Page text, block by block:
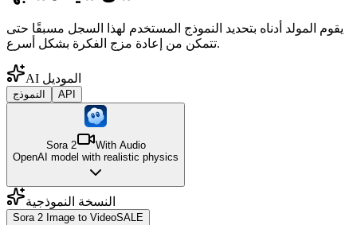
يقوم المولد أدناه بتحديد النموذج المستخدم لهذا السجل مسبقًا حتى
تتمكن من إعادة مزج الفكرة بشكل أسرع.
AI الموديل
النموذج API
Sora 2
With Audio
OpenAI model with realistic physics
النسخة النموذجية
Sora 2 Image to VideoSALE